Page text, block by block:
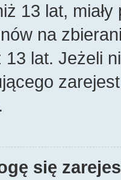
13 lat,
na
13 lat. Jeżeli
się